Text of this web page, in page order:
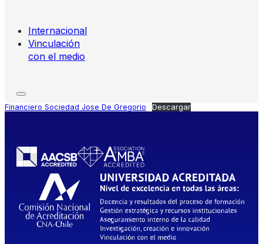
Internacional
Vinculación
con el medio
Financiero Sociedad Jose De Gregorio Descargar